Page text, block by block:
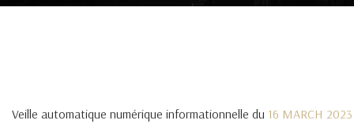
Veille automatique numérique informationnelle du 16 MARCH 2023